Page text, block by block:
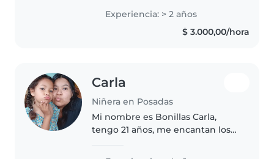
manualidades, música y juegos
que puedo poner al servicio de
los pequeños. Me siento cómoda
Experiencia: > 2 años
$ 3.000,00/hora
Carla
Niñera en Posadas
Mi nombre es Bonillas Carla,
tengo 21 años, me encantan los
buena con ellos ya que suelo